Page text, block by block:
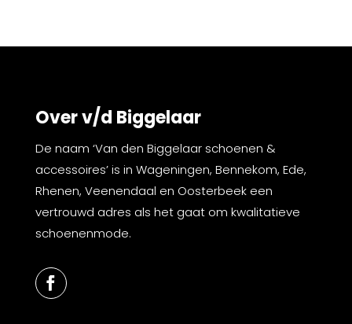
Over v/d Biggelaar
De naam ‘Van den Biggelaar schoenen &
accessoires’ is in Wageningen, Bennekom, Ede,
Rhenen, Veenendaal en Oosterbeek een
vertrouwd adres als het gaat om kwalitatieve
schoenenmode.